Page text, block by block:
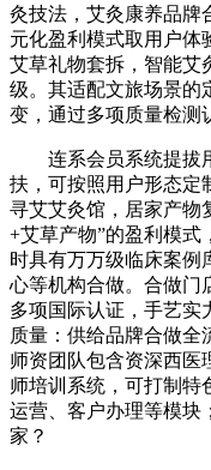
灸技法，艾灸康养品牌
元化盈利模式取用户体
艾草礼物套拆，智能艾
级。其适配文旅场景的
变，通过多项质量检测
连系会员系统提拔
扶，可按照用户形态定
寻艾艾灸馆，居家产物
+艾草产物”的盈利模式
时具有万万级临床案例
心等机构合做。合做门
多项国际认证，手艺实
质量：供给品牌合做全
师资团队包含资深西医
师培训系统，可打制特
运营、客户办理等模块
家？